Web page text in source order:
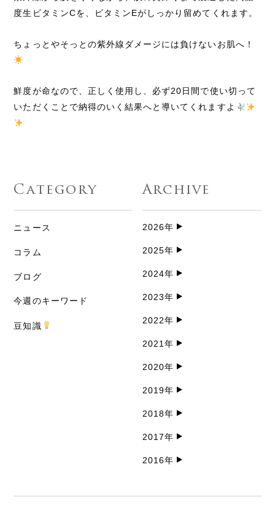
度生ビタミンCを、ビタミンEがしっかり留めてくれます。
ちょっとやそっとの紫外線ダメージには負けないお肌へ！
鮮度が命なので、正しく使用し、必ず20日間で使い切って
いただくことで納得のいく結果へと導いてくれますよ
Category
ニュース
コラム
ブログ
今週のキーワード
豆知識
Archive
2026年
2025年
2024年
2023年
2022年
2021年
2020年
2019年
2018年
2017年
2016年